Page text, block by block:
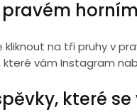
pravém
na tři pruhy v
vám Instagram
které